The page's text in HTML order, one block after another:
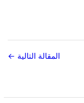
المقالة التالية ←